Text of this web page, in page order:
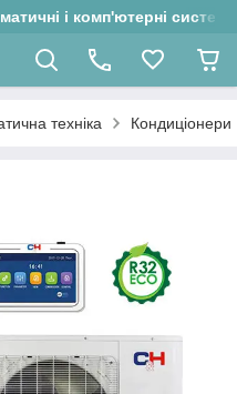
і комп'ютерні системи
техніка Кондиціонери